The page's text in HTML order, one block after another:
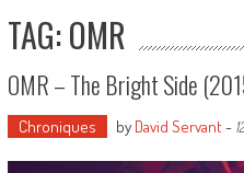
TAG: OMR
OMR – The Bright Side
Chroniques by David Servant-